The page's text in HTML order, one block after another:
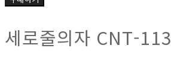
세로줄의자 CNT-113